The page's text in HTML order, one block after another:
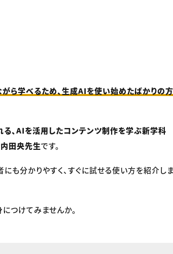
ら学べるため、生成AIを使い始めたばかりの方
、AIを活用したコンテンツ制作を学ぶ新学科
田央先生です。
も分かりやすく、すぐに試せる使い方を紹介しま
つけてみませんか。